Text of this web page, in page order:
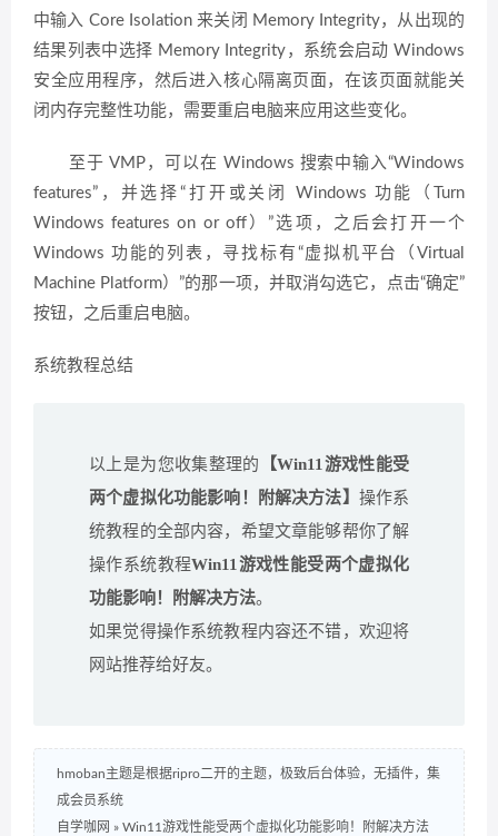
中输入 Core Isolation 来关闭 Memory Integrity，从出现的
结果列表中选择 Memory Integrity，系统会启动 Windows
安全应用程序，然后进入核心隔离页面，在该页面就能关
闭内存完整性功能，需要重启电脑来应用这些变化。
至于 VMP，可以在 Windows 搜索中输入“Windows
features”，并选择“打开或关闭 Windows 功能（Turn
Windows features on or off）”选项，之后会打开一个
Windows 功能的列表，寻找标有“虚拟机平台（Virtual
Machine Platform）”的那一项，并取消勾选它，点击“确定”
按钮，之后重启电脑。
系统教程总结
以上是为您收集整理的
【Win11游戏性能受
两个虚拟化功能影响！附解决方法】 操作系
统教程的全部内容，希望文章能够帮你了解
操作系统教程Win11游戏性能受两个虚拟化
功能影响！附解决方法。
如果觉得操作系统教程内容还不错，欢迎将
网站推荐给好友。
hmoban主题是根据ripro二开的主题，极致后台体验，无插件，集
成会员系统
自学咖网 » Win11游戏性能受两个虚拟化功能影响！附解决方法